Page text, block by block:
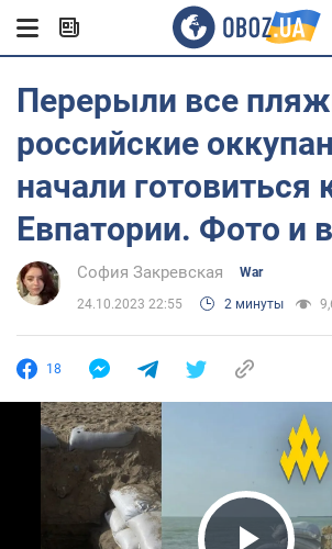
Перерыли все
российские
начали готовиться
Евпатории. Фото и
София Закревская War
24.10.2023 22:55 2 минуты
18